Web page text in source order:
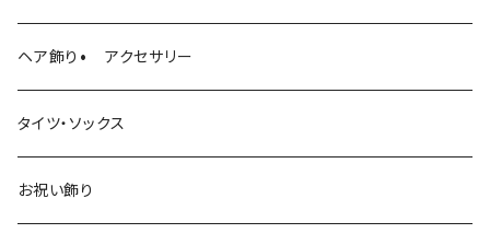
ヘア飾り• アクセサリー
タイツ・ソックス
お祝い飾り